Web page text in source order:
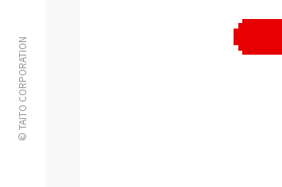
© TAITO CORPORATION